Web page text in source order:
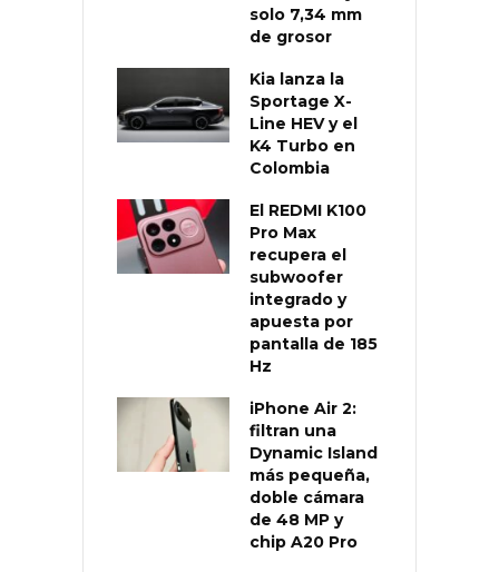
solo 7,34 mm
de grosor
Kia lanza la
Sportage X-
Line HEV y el
K4 Turbo en
Colombia
El REDMI K100
Pro Max
recupera el
subwoofer
integrado y
apuesta por
pantalla de 185
Hz
iPhone Air 2:
filtran una
Dynamic Island
más pequeña,
doble cámara
de 48 MP y
chip A20 Pro